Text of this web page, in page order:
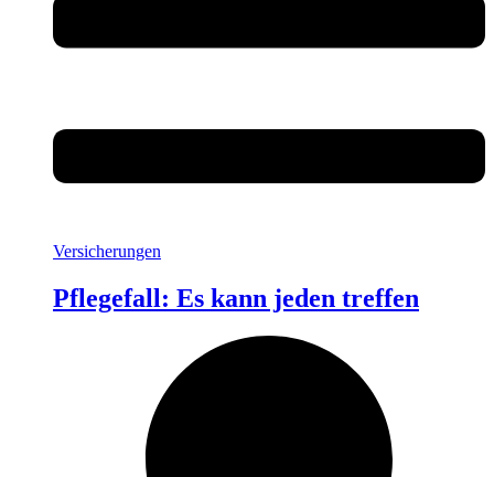
Versicherungen
Pflegefall: Es kann jeden treffen